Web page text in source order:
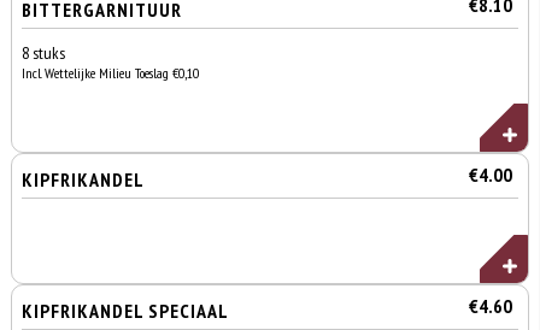
BITTERGARNITUUR €8.10
8 stuks
Incl. Wettelijke Milieu Toeslag €0,10
KIPFRIKANDEL €4.00
KIPFRIKANDEL SPECIAAL €4.60